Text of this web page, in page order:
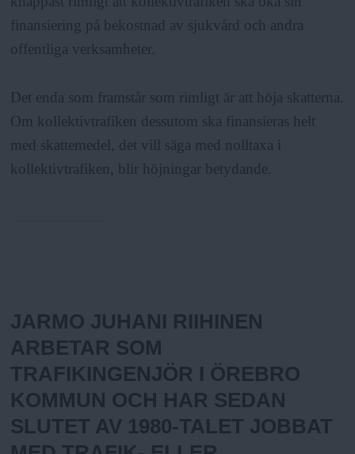
finansiering på bekostnad av sjukvård och andra
offentliga verksamheter.
Det enda som framstår som rimligt är att höja skatterna.
Om kollektivtrafiken dessutom ska finansieras helt
med skattemedel, det vill säga med nolltaxa i
kollektivtrafiken, blir höjningar betydande.
JARMO JUHANI RIIHINEN
ARBETAR SOM
TRAFIKINGENJÖR I ÖREBRO
KOMMUN OCH HAR SEDAN
SLUTET AV 1980-TALET JOBBAT